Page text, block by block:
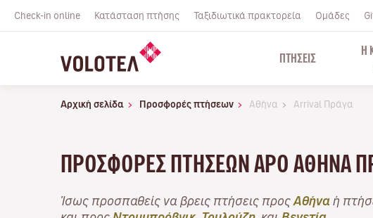
Check-in online Κατάσταση πτήσης Ταξιδιωτικά πρακτορεία Ομάδες
ΠΤΉΣΕΙΣ
Η
Αρχική σελίδα Προσφορές πτήσεων Αθήνα Arrival Πράγα
ΠΡΟΣΦΟΡΈΣ ΠΤΉΣΕΩΝ APO ΑΘΉΝΑ
Ίσως προσπαθείς να βρεις πτήσεις προς Αθήνα ή